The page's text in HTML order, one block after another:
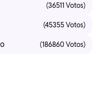
(36511 Votos)
(45355 Votos)
(186860 Votos)